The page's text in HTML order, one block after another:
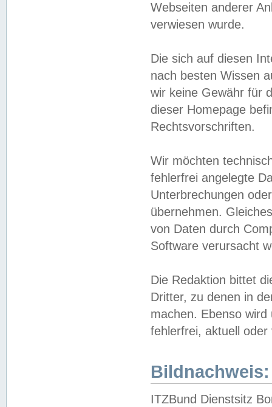
Webseiten anderer
verwiesen wurde.
Die sich auf diesen
nach besten Wissen
wir keine Gewähr für
dieser Homepage
Rechtsvorschriften.
Wir möchten
fehlerfrei angelegte
Unterbrechungen
übernehmen.
von Daten durch
Software verursacht
Die Redaktion bittet
Dritter, zu denen in
machen. Ebenso
fehlerfrei, aktuell oder
Bildnachweis:
ITZBund Dienstsitz